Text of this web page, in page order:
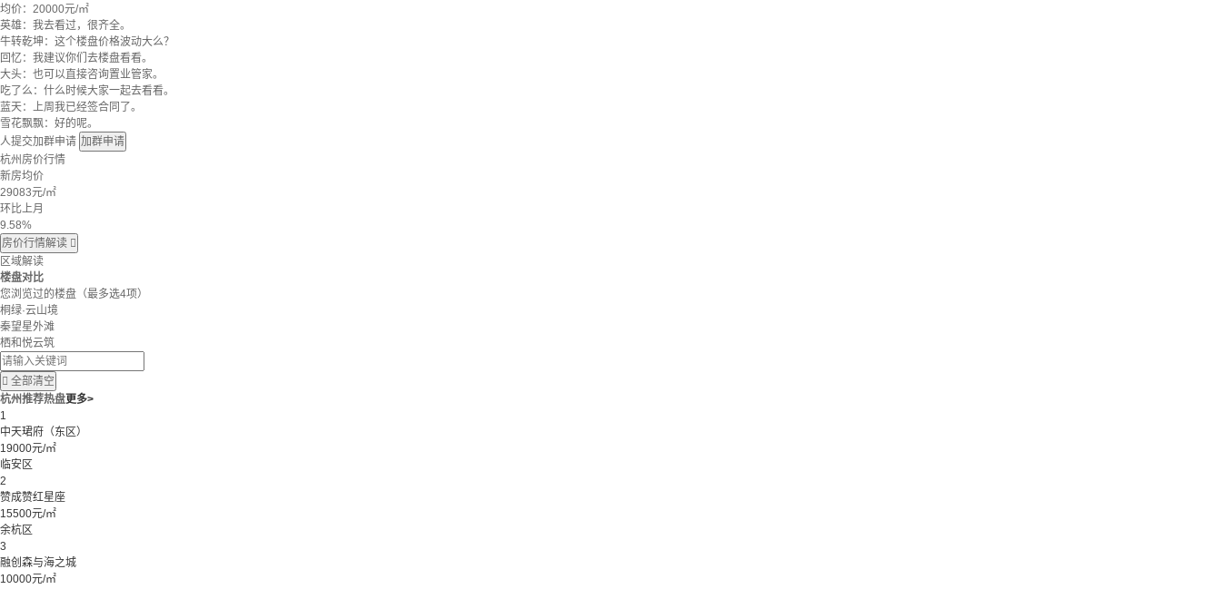
均价： 20000元/㎡
英雄：我去看过，很齐全。
牛转乾坤：这个楼盘价格波动大么？
回忆：我建议你们去楼盘看看。
大头：也可以直接咨询置业管家。
吃了么：什么时候大家一起去看看。
蓝天：上周我已经签合同了。
雪花飘飘：好的呢。
人提交加群申请 加群申请
杭州房价行情
新房均价
29083元/㎡
环比上月
9.58%
房价行情解读 
区域解读
楼盘对比
您浏览过的楼盘 （最多选4项）
桐绿·云山境
秦望星外滩
栖和悦云筑
 全部清空
杭州推荐热盘更多>
1
中天珺府（东区）
19000元/㎡
临安区
2
赞成赞红星座
15500元/㎡
余杭区
3
融创森与海之城
10000元/㎡